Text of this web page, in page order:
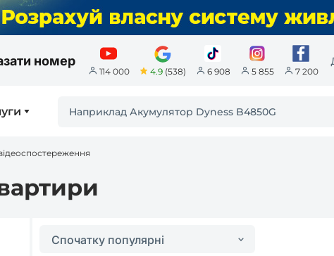
номер
114 000 4.9(538) 6 908 5 855 7 200
Спочатку популярні